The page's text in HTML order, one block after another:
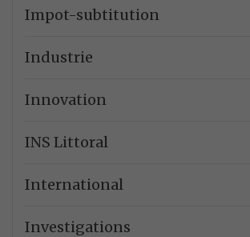
Impot-subtitution
Industrie
Innovation
INS Littoral
International
Investigations